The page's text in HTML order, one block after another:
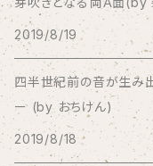
The BEG
The Beths
THE BLACK
2019/8/19
四半世紀前の音が生み
ー (by おちけん)
2019/8/18